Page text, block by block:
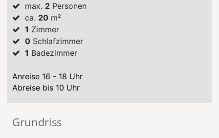
max. 2 Personen
ca. 20 m²
1 Zimmer
0 Schlafzimmer
1 Badezimmer
Anreise 16 - 18 Uhr
Abreise bis 10 Uhr
Grundriss